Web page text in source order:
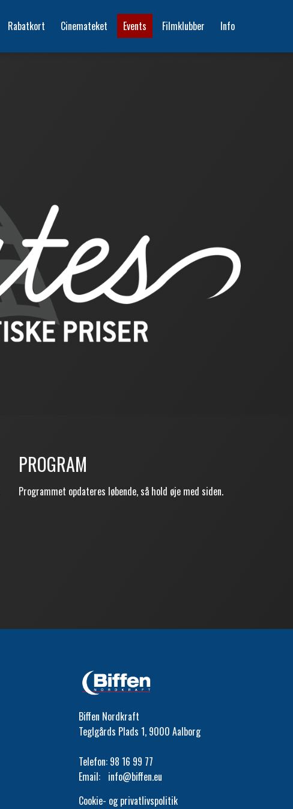
Rabatkort Cinemateket Events Filmklubber Info
PROGRAM
Programmet opdateres løbende, så hold øje med siden.
Biffen Nordkraft
Teglgårds Plads 1, 9000 Aalborg
Telefon: 98 16 99 77
Email: info@biffen.eu
Cookie- og privatlivspolitik